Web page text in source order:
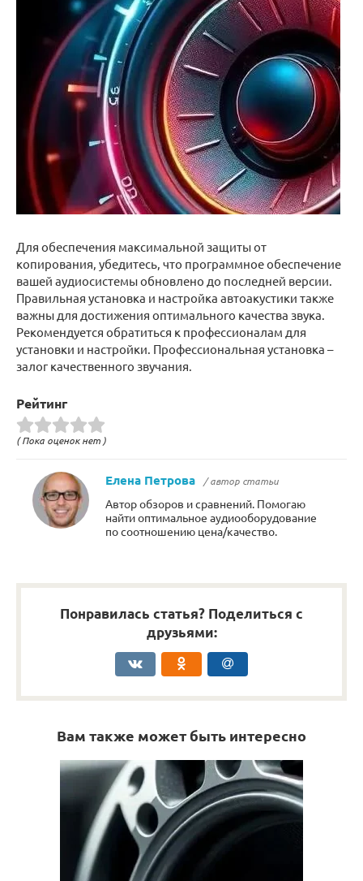
Для обеспечения максимальной защиты от
копирования, убедитесь, что программное обеспечение
вашей аудиосистемы обновлено до последней версии.
Правильная установка и настройка автоакустики также
важны для достижения оптимального качества звука.
Рекомендуется обратиться к профессионалам для
установки и настройки. Профессиональная установка –
залог качественного звучания.
Рейтинг
( Пока оценок нет )
Елена Петрова / автор статьи
Автор обзоров и сравнений. Помогаю
найти оптимальное аудиооборудование
по соотношению цена/качество.
Понравилась статья? Поделиться с
друзьями:
Вам также может быть интересно